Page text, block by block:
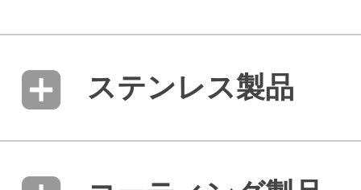
ステンレス製品